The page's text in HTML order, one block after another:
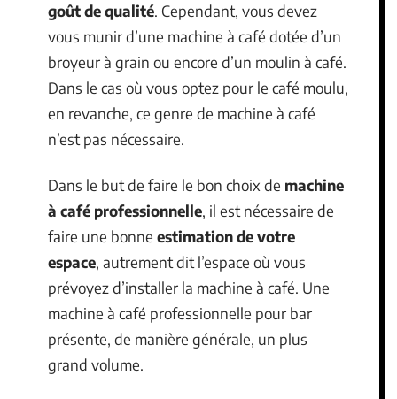
goût de qualité. Cependant, vous devez
vous munir d’une machine à café dotée d’un
broyeur à grain ou encore d’un moulin à café.
Dans le cas où vous optez pour le café moulu,
en revanche, ce genre de machine à café
n’est pas nécessaire.
Dans le but de faire le bon choix de machine
à café professionnelle, il est nécessaire de
faire une bonne estimation de votre
espace, autrement dit l’espace où vous
prévoyez d’installer la machine à café. Une
machine à café professionnelle pour bar
présente, de manière générale, un plus
grand volume.